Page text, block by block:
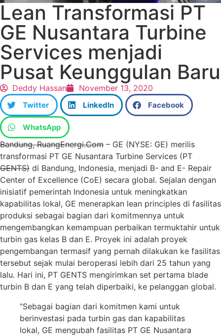
Lean Transformasi PT
GE Nusantara Turbine
Services menjadi
Pusat Keunggulan Baru
Deddy Hassan November 13, 2020
Twitter LinkedIn Facebook
WhatsApp
Bandung, RuangEnergi.Com – GE (NYSE: GE) merilis
transformasi PT GE Nusantara Turbine Services (PT
GENTS) di Bandung, Indonesia, menjadi B- and E- Repair
Center of Excellence (CoE) secara global. Sejalan dengan
inisiatif pemerintah Indonesia untuk meningkatkan
kapabilitas lokal, GE menerapkan lean principles di fasilitas
produksi sebagai bagian dari komitmennya untuk
mengembangkan kemampuan perbaikan termuktahir untuk
turbin gas kelas B dan E. Proyek ini adalah proyek
pengembangan termasif yang pernah dilakukan ke fasilitas
tersebut sejak mulai beroperasi lebih dari 25 tahun yang
lalu. Hari ini, PT GENTS mengirimkan set pertama blade
turbin B dan E yang telah diperbaiki, ke pelanggan global.
“Sebagai bagian dari komitmen kami untuk
berinvestasi pada turbin gas dan kapabilitas
lokal, GE mengubah fasilitas PT GE Nusantara